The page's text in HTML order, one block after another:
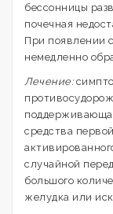
бессонницы
почечная
При появлении
немедленно
Лечение:
средства
случайной
большого
желудка или